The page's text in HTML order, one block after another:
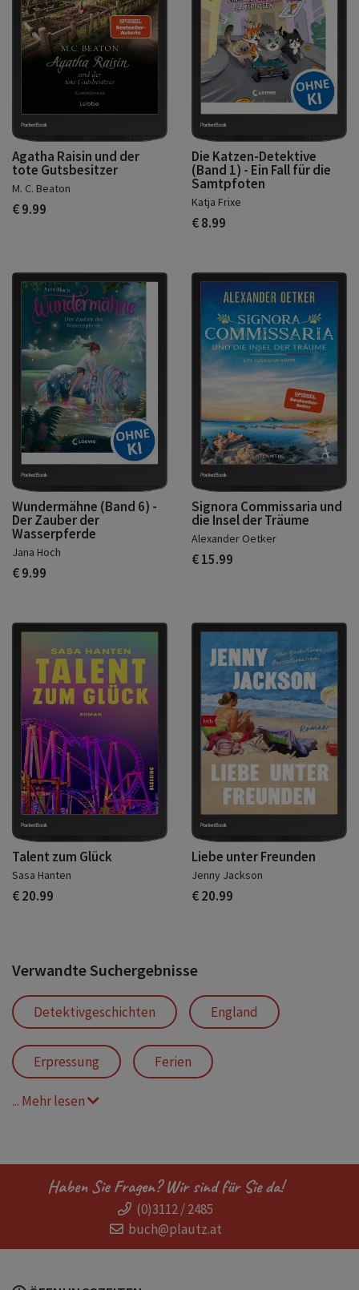
Agatha Raisin und der
tote Gutsbesitzer
M. C. Beaton
€ 9.99
Die Katzen-Detektive
(Band 1) - Ein Fall für die
Samtpfoten
Katja Frixe
€ 8.99
Wundermähne (Band 6) -
Der Zauber der
Wasserpferde
Jana Hoch
€ 9.99
Signora Commissaria und
die Insel der Träume
Alexander Oetker
€ 15.99
Talent zum Glück
Sasa Hanten
€ 20.99
Liebe unter Freunden
Jenny Jackson
€ 20.99
Verwandte Suchergebnisse
Detektivgeschichten England
Erpressung Ferien
Freundschaft
Kinderbuchreihe Mädchen
Reiseführer
... Mehr lesen
Haben Sie Fragen? Wir sind für Sie da!
(0)3112 / 2485
buch@plautz.at